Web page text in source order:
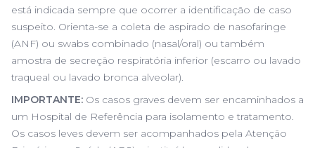
está indicada sempre que ocorrer a identificação de caso
suspeito. Orienta-se a coleta de aspirado de nasofaringe
(ANF) ou swabs combinado (nasal/oral) ou também
amostra de secreção respiratória inferior (escarro ou lavado
traqueal ou lavado bronca alveolar).
IMPORTANTE: Os casos graves devem ser encaminhados a
um Hospital de Referência para isolamento e tratamento.
Os casos leves devem ser acompanhados pela Atenção